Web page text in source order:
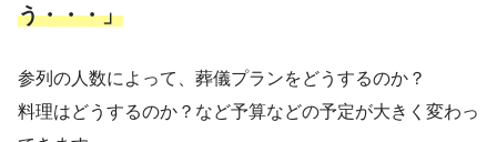
う・・・」
参列の人数によって、葬儀プランをどうするのか？
料理はどうするのか？など予算などの予定が大きく変わっ